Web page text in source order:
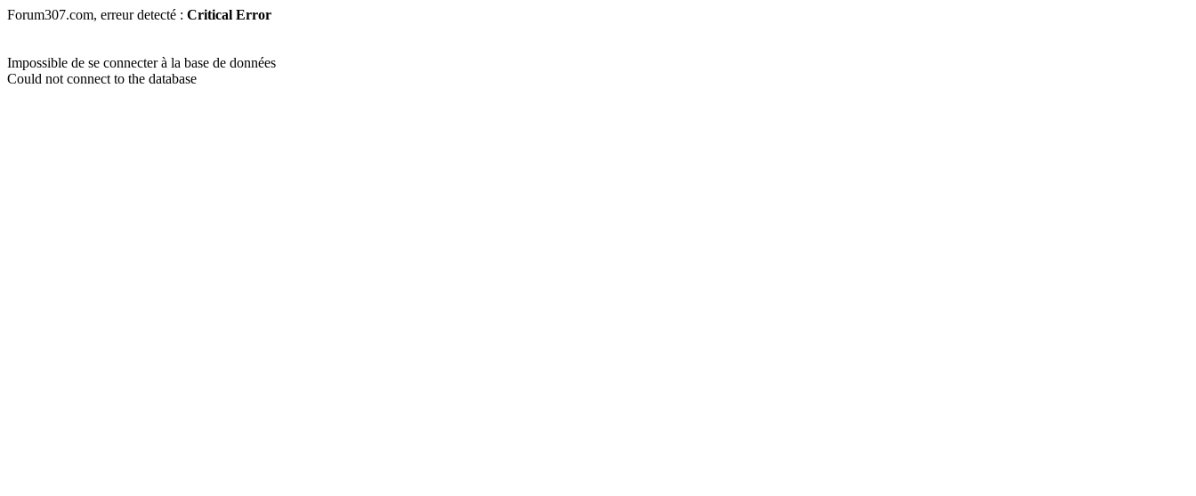
Forum307.com, erreur detecté : Critical Error
Impossible de se connecter à la base de données
Could not connect to the database